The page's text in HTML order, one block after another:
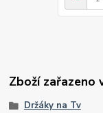
Zboží zařazeno
Držáky na Tv